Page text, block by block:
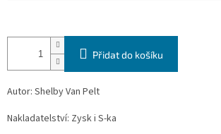
Přidat do košíku
Autor: Shelby Van Pelt
Nakladatelství: Zysk i S-ka